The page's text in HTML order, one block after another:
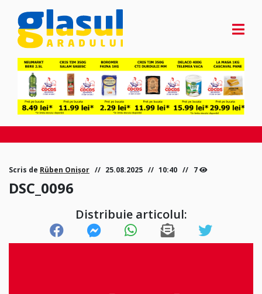
Scris de Rüben Onișor 25.08.2025 10:40 7
DSC_0096
Distribuie articolul: